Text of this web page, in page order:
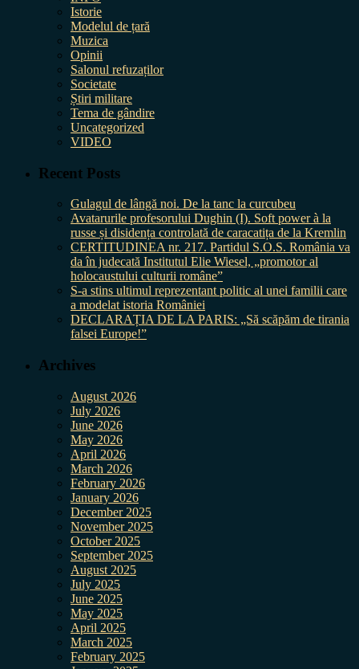
Istorie
Modelul de țară
Muzica
Opinii
Salonul refuzaților
Societate
Știri militare
Tema de gândire
Uncategorized
VIDEO
Recent Posts
Gulagul de lângă noi. De la tanc la curcubeu
Avatarurile profesorului Dughin (I). Soft power à la
russe și disidența controlată de caracatița de la Kremlin
CERTITUDINEA nr. 217. Partidul S.O.S. România va
da în judecată Institutul Elie Wiesel, „promotor al
holocaustului culturii române”
S-a stins ultimul reprezentant politic al unei familii care
a modelat istoria României
DECLARAȚIA DE LA PARIS: „Să scăpăm de tirania
falsei Europe!”
Archives
August 2026
July 2026
June 2026
May 2026
April 2026
March 2026
February 2026
January 2026
December 2025
November 2025
October 2025
September 2025
August 2025
July 2025
June 2025
May 2025
April 2025
March 2025
February 2025